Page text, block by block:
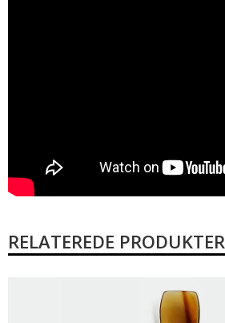
RELATEREDE PRODUKTER